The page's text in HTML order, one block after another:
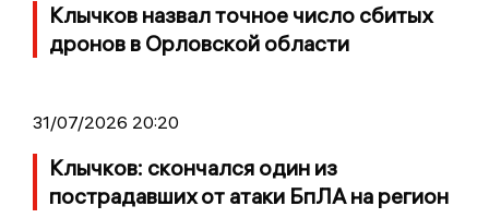
Клычков назвал точное число сбитых
дронов в Орловской области
31/07/2026 20:20
Клычков: скончался один из
пострадавших от атаки БпЛА на регион